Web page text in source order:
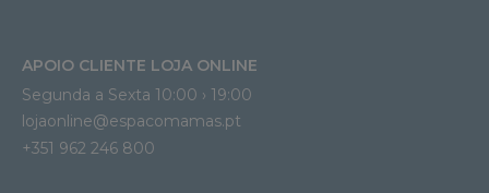
APOIO CLIENTE LOJA ONLINE
Segunda a Sexta 10:00 › 19:00
lojaonline@espacomamas.pt
+351 962 246 800